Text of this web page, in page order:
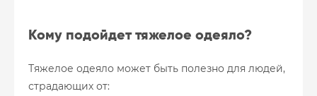
Кому подойдет тяжелое одеяло?
Тяжелое одеяло может быть полезно для людей,
страдающих от: